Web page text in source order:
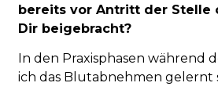
bereits vor Antritt der Stelle
Dir beigebracht?
In den Praxisphasen während
ich das Blutabnehmen gelernt